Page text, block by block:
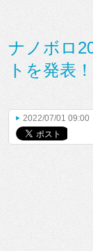
ナノボロ
トを発表！
2022/07/01 09:00